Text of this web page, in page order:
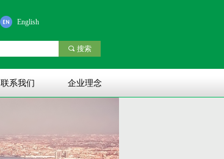
English
끠 搜索
联系我们 企业理念